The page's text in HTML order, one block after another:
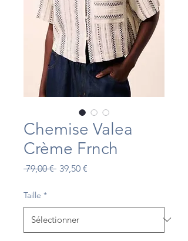
Chemise Valea
Crème Frnch
79,00 € Prix
39,50 €
Taille *